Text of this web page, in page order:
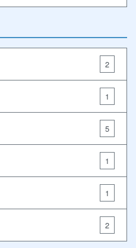
2
1
5
1
1
2